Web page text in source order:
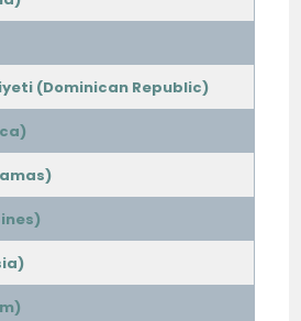
(Dominican Republic)